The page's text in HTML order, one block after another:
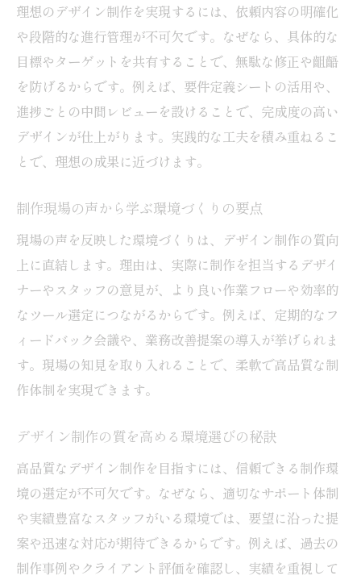
東大阪市で注目される制作の最新動向
最新トレンドを反映したデザイン制作事例
デザイン制作における技術革新の動き
地域発の新しい制作スタイルを探る
変化する依頼環境とその対応策
制作会社が注目する今後のデザイン需要
東大阪市発デザイン制作の未来展望
現場で重視されるデザイン制作環境の特徴
効率を高める制作現場の工夫とは
デザイナー目線で考える理想の環境
制作現場の声に学ぶ環境改善のポイント
実践的な環境づくりと制作効率の関係
東大阪市の現場が語る環境構築術
納得感を得るための制作環境の工夫
依頼主と制作側の信頼構築ポイント
段階的に仕上げるデザイン制作の秘訣
制作後の満足度を高める環境選び
理想のデザイン制作を実現するには、依頼内容の明確化
や段階的な進行管理が不可欠です。なぜなら、具体的な
目標やターゲットを共有することで、無駄な修正や齟齬
を防げるからです。例えば、要件定義シートの活用や、
進捗ごとの中間レビューを設けることで、完成度の高い
デザインが仕上がります。実践的な工夫を積み重ねるこ
とで、理想の成果に近づけます。
制作現場の声から学ぶ環境づくりの要点
現場の声を反映した環境づくりは、デザイン制作の質向
上に直結します。理由は、実際に制作を担当するデザイ
ナーやスタッフの意見が、より良い作業フローや効率的
なツール選定につながるからです。例えば、定期的なフ
ィードバック会議や、業務改善提案の導入が挙げられま
す。現場の知見を取り入れることで、柔軟で高品質な制
作体制を実現できます。
デザイン制作の質を高める環境選びの秘訣
高品質なデザイン制作を目指すには、信頼できる制作環
境の選定が不可欠です。なぜなら、適切なサポート体制
や実績豊富なスタッフがいる環境では、要望に沿った提
案や迅速な対応が期待できるからです。例えば、過去の
制作事例やクライアント評価を確認し、実績を重視して